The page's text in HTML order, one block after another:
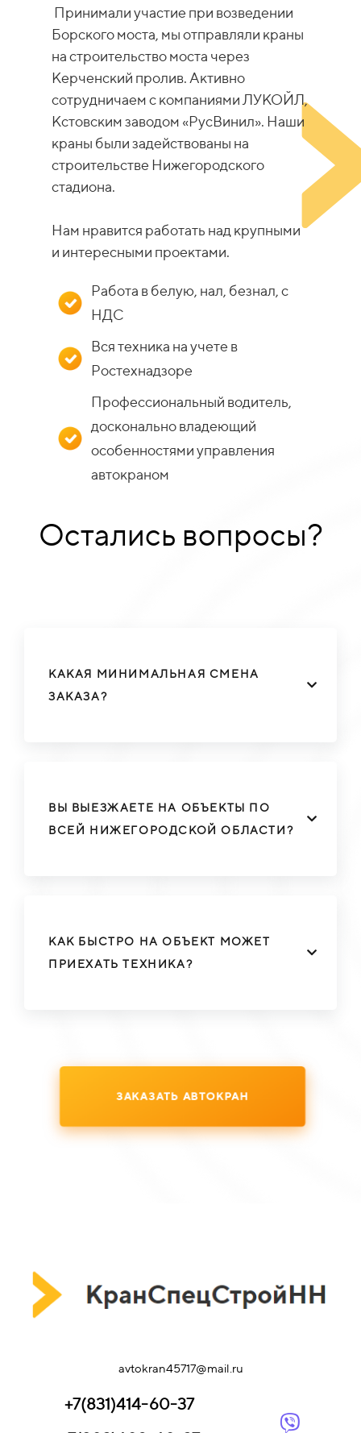
Принимали участие при возведении
Борского моста, мы отправляли краны
на строительство моста через
Керченский пролив. Активно
сотрудничаем с компаниями ЛУКОЙЛ,
Кстовским заводом «РусВинил». Наши
краны были задействованы на
строительстве Нижегородского
стадиона.
Нам нравится работать над крупными
и интересными проектами.
Работа в белую, нал, безнал, с
НДС
Вся техника на учете в
Ростехнадзоре
Профессиональный водитель,
досконально владеющий
особенностями управления
автокраном
Остались вопросы?
КАКАЯ МИНИМАЛЬНАЯ СМЕНА
ЗАКАЗА?
ВЫ ВЫЕЗЖАЕТЕ НА ОБЪЕКТЫ ПО
ВСЕЙ НИЖЕГОРОДСКОЙ ОБЛАСТИ?
КАК БЫСТРО НА ОБЪЕКТ МОЖЕТ
ПРИЕХАТЬ ТЕХНИКА?
ЗАКАЗАТЬ АВТОКРАН
avtokran45717@mail.ru
+7(831)414-60-37